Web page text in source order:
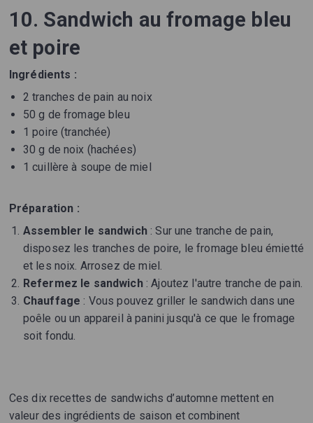
10. Sandwich au fromage bleu
et poire
Ingrédients :
2 tranches de pain au noix
50 g de fromage bleu
1 poire (tranchée)
30 g de noix (hachées)
1 cuillère à soupe de miel
Préparation :
Assembler le sandwich: Sur une tranche de pain,
disposez les tranches de poire, le fromage bleu émietté
et les noix. Arrosez de miel.
Refermez le sandwich: Ajoutez l'autre tranche de pain.
Chauffage : Vous pouvez griller le sandwich dans une
poêle ou un appareil à panini jusqu'à ce que le fromage
soit fondu.
Ces dix recettes de sandwichs d’automne mettent en
valeur des ingrédients de saison et combinent